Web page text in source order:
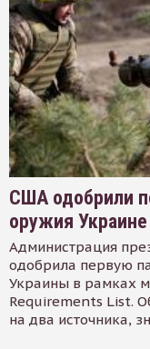
США одобрили
оружия
Администрация
одобрила первую
Украины в рамках
Requirements List.
на два источника,